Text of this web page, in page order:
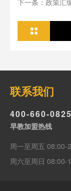
下一条：政策汇
联系我们
400-660-0825
早教加盟热线
周一至周五 08:00-
周六至周日 08:00-